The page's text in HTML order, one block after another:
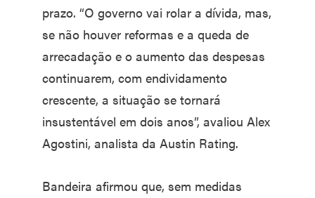
prazo. “O governo vai rolar a dívida, mas,
se não houver reformas e a queda de
arrecadação e o aumento das despesas
continuarem, com endividamento
crescente, a situação se tornará
insustentável em dois anos”, avaliou Alex
Agostini, analista da Austin Rating.
Bandeira afirmou que, sem medidas